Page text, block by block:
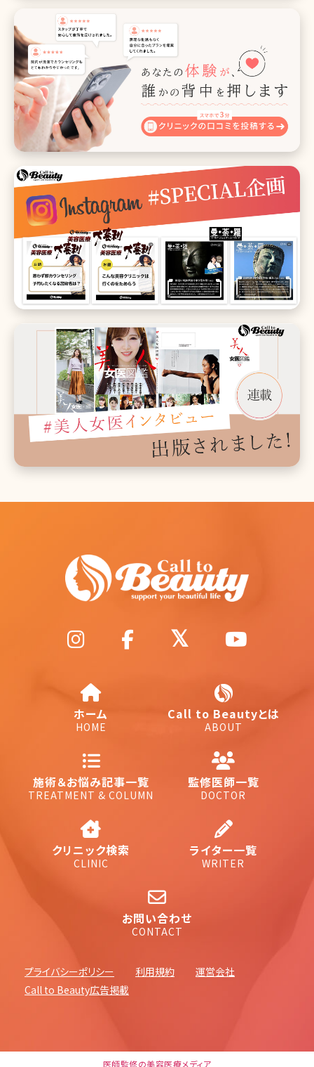
ホーム
HOME
Call to Beautyとは
ABOUT
施術＆お悩み記事一覧
TREATMENT & COLUMN
監修医師一覧
DOCTOR
クリニック検索
CLINIC
ライター一覧
WRITER
お問い合わせ
CONTACT
プライバシーポリシー 利用規約
運営会社
Call to Beauty広告掲載
医師監修の美容医療メディア